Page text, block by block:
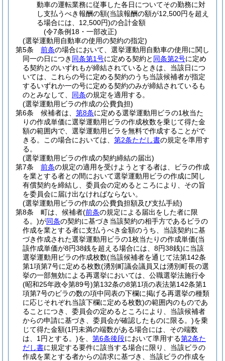
動車の運転業務に従事した各日についてその勤務に対
し支払うべき報酬の額(当該報酬の額が12,500円を超え
る場合には、12,500円)の合計金額
(令7条例18・一部改正)
(選挙運動用自動車の使用の契約の指定)
第5条
前条の場合において、選挙運動用自動車の使用に関し
同一の日につき 同条第1号に定める契約と 同条第2号に定め
る契約とのいずれもが締結されているときは、当該日につ
いては、これらの号に定める契約のうち当該候補者が指定
するいずれか一の号に定める契約のみが締結されているも
のとみなして、 同条の規定を適用する。
(選挙運動用ビラの作成の公費負担)
第6条
候補者は、 第8条に定める選挙運動用ビラの1枚当た
りの作成単価に選挙運動用ビラの作成枚数を乗じて得た金
額の範囲内で、選挙運動用ビラを無料で作成することがで
きる。
この場合においては、 第2条ただし書の規定を準用す
る。
(選挙運動用ビラの作成の契約締結の届出)
第7条
前条の規定の適用を受けようとする者は、ビラの作成
を業とする者との間において選挙運動用ビラの作成に関し
有償契約を締結し、委員会の定めるところにより、その旨
を委員会に届け出なければならない。
(選挙運動用ビラの作成の公費負担額及び支払手続)
第8条
町は、候補者(前条の規定による届出をした者に限
る。)が同条の契約に基づき当該契約の相手方であるビラの
作成を業とする者に支払うべき金額のうち、当該契約に基
づき作成された選挙運動用ビラの1枚当たりの作成単価(当
該作成単価が8円38銭を超える場合には、8円38銭)に当該
選挙運動用ビラの作成枚数(当該候補者を通じて法第142条
第1項第7号に定める枚数(湧別町議会議員又は湧別町長の選
挙の一部無効による再選挙においては、公職選挙法施行令
(昭和25年政令第89号)第132条の8第1項の表法第142条第1
項第7号のビラの数の項中同表の下欄に掲げる再選挙の種類
に応じそれぞれ当該下欄に定める枚数)の範囲内のものであ
ることにつき、委員会の定めるところにより、当該候補者
からの申請に基づき、委員会が確認したものに限る。)を乗
じて得た金額(1円未満の端数がある場合には、その端数
は、1円とする。)を、 第6条後段において準用する第2条た
だし書に規定する要件に該当する場合に限り、当該ビラの
作成を業とする者からの請求に基づき、当該ビラの作成を